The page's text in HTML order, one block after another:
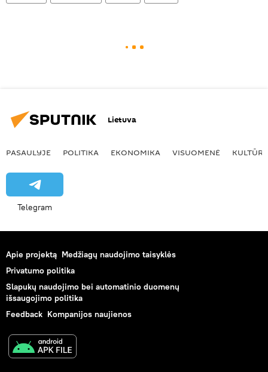
Lietuva
PASAULYJE POLITIKA EKONOMIKA VISUOMENĖ KULTŪRA
Telegram
Apie projektą Medžiagų naudojimo taisyklės
Privatumo politika
Slapukų naudojimo bei automatinio duomenų
išsaugojimo politika
Feedback Kompanijos naujienos